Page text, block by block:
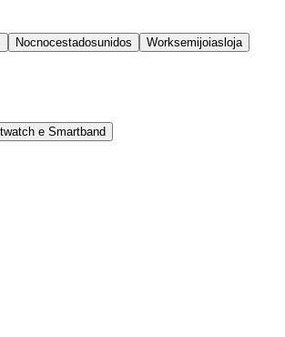
Nocnocestadosunidos Worksemijoiasloja
e Smartband